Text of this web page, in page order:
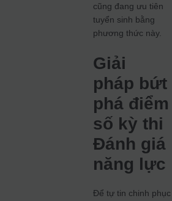
cũng đang ưu tiên
tuyển sinh bằng
phương thức này.
Giải
pháp bứt
phá điểm
số kỳ thi
Đánh giá
năng lực
Để tự tin chinh phục